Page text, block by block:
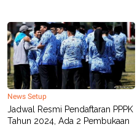
N
G
G
A
N
A
N
C
E
T
A
N
E
R
J
A
I
T
E
N
News Setup
Jadwal Resmi Pendaftaran PPPK
Tahun 2024, Ada 2 Pembukaan